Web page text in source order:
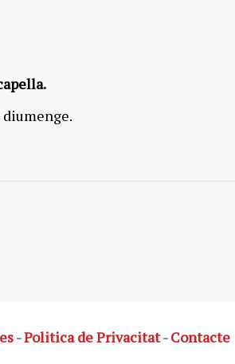
diumenge.
-Politica de Privacitat-Contacte